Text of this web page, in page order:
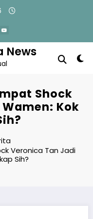
News
Shock
Kok
Veronica Tan Jadi
Sih?